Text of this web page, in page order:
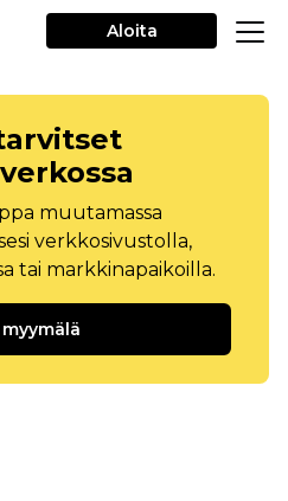
Aloita
muutamassa
verkkosivustolla,
tai markkinapaikoilla.